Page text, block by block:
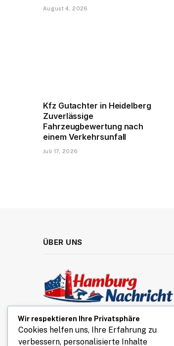
August 4, 2026
Kfz Gutachter in Heidelberg
Zuverlässige
Fahrzeugbewertung nach
einem Verkehrsunfall
Juli 17, 2026
ÜBER UNS
Hamburg Nachricht liefert aktuelle News
interessante Einblicke aus der
Ereignissen über Lifestyle-Themen bis hin
Wir respektieren Ihre Privatsphäre
Cookies helfen uns, Ihre Erfahrung zu
verbessern, personalisierte Inhalte